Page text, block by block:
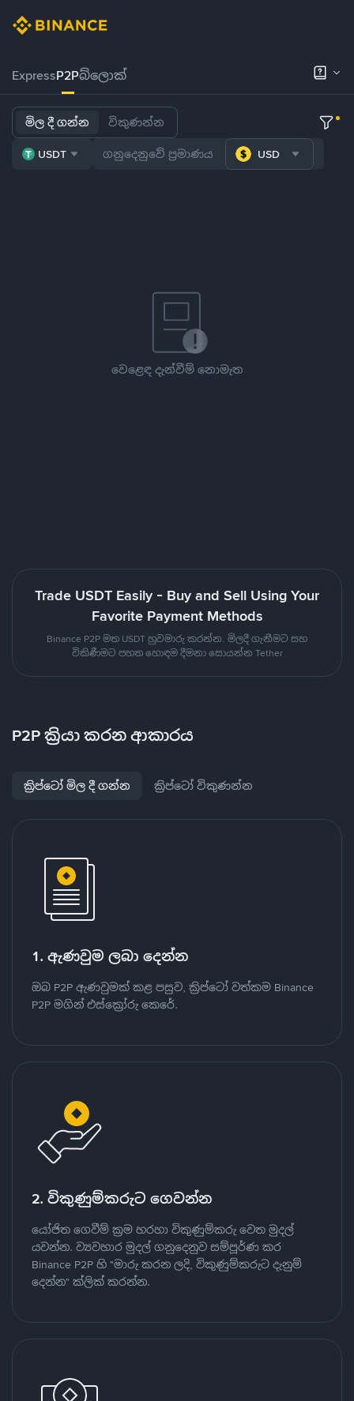
ExpressP2Pබ්ලොක්
මිල දී ගන්න විකුණන්න
USDT USD
වෙළෙඳ දැන්වීම් නොමැත
Trade USDT Easily - Buy and Sell Using Your
Favorite Payment Methods
Binance P2P මත USDT හුවමාරු කරන්න. මිලදී ගැනීමට සහ
විකිණීමට පහත හොඳම දීමනා සොයන්න Tether
P2P ක්‍රියා කරන ආකාරය
ක්‍රිප්ටෝ මිල දී ගන්න ක්‍රිප්ටෝ විකුණන්න
1. ඇණවුම ලබා දෙන්න
ඔබ P2P ඇණවුමක් කළ පසුව, ක්‍රිප්ටෝ වත්කම Binance
P2P මගින් එස්ක්‍රෝරු කෙරේ.
2. විකුණුම්කරුට ගෙවන්න
යෝජිත ගෙවීම් ක්‍රම හරහා විකුණුම්කරු වෙත මුදල්
යවන්න. ව්‍යවහාර මුදල් ගනුදෙනුව සම්පූර්ණ කර
Binance P2P හි "මාරු කරන ලදි, විකුණුම්කරුට දැනුම්
දෙන්න" ක්ලික් කරන්න.